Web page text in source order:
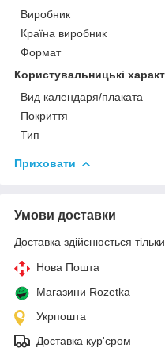
Виробник
Країна виробник
Формат
Користувальницькі
Вид календаря/плаката
Покриття
Тип
Приховати
Умови доставки
Доставка здійснюється
Нова Пошта
Магазини Rozetka
Укрпошта
Доставка кур'єром